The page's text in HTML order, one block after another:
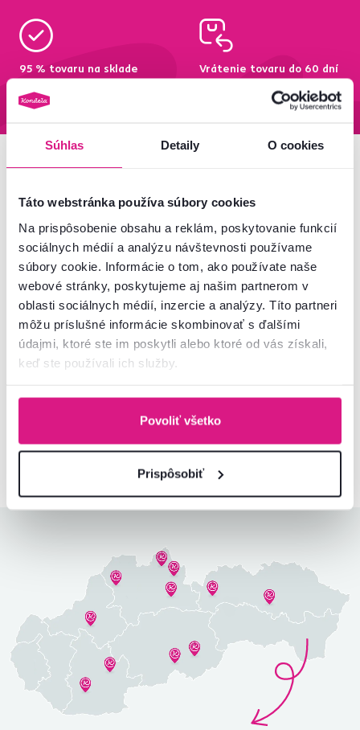
Súhlas Detaily O cookies
Táto webstránka používa súbory cookies
Na prispôsobenie obsahu a reklám, poskytovanie funkcií
sociálnych médií a analýzu návštevnosti používame
súbory cookie. Informácie o tom, ako používate naše
webové stránky, poskytujeme aj našim partnerom v
oblasti sociálnych médií, inzercie a analýzy. Títo partneri
môžu príslušné informácie skombinovať s ďalšími
údajmi, ktoré ste im poskytli alebo ktoré od vás získali,
keď ste používali ich služby.
Povoliť všetko
Prispôsobiť
95 % tovaru na sklade
Zistiť viac
Vrátenie tovaru do 60 dní
Navyše vám budeme posielať inšpirácie a výhodné
ponuky pre vaše bývanie.
Súhlasím s posielaním pravidelného newslettra
na uvedenú adresu.*
Odoberať
e‑mailov tak, aby vám nič neušlo.Návod nájdete tu.